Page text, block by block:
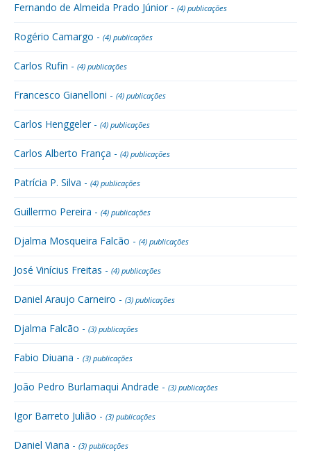
Fernando de Almeida Prado Júnior - (4) publicações
Rogério Camargo - (4) publicações
Carlos Rufin - (4) publicações
Francesco Gianelloni - (4) publicações
Carlos Henggeler - (4) publicações
Carlos Alberto França - (4) publicações
Patrícia P. Silva - (4) publicações
Guillermo Pereira - (4) publicações
Djalma Mosqueira Falcão - (4) publicações
José Vinícius Freitas - (4) publicações
Daniel Araujo Carneiro - (3) publicações
Djalma Falcão - (3) publicações
Fabio Diuana - (3) publicações
João Pedro Burlamaqui Andrade - (3) publicações
Igor Barreto Julião - (3) publicações
Daniel Viana - (3) publicações